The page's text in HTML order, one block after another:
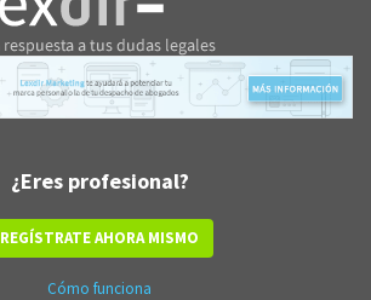
¿Eres profesional?
REGÍSTRATE AHORA MISMO
Cómo funciona